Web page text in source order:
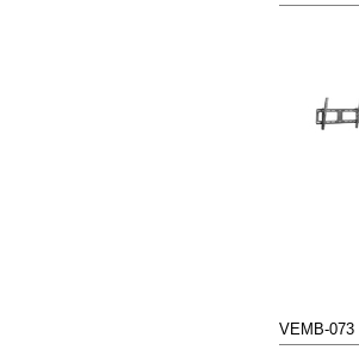
VEMB-073